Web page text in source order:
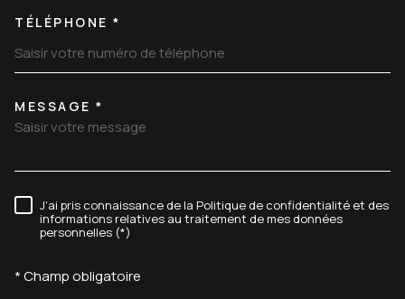
TÉLÉPHONE *
TRAD_MELTEM_VOREDEMANDE
MESSAGE *
RÈGLEMENTATION
J'ai pris connaissance de la Politique de confidentialité et des
informations relatives au traitement de mes données
personnelles (*)
* Champ obligatoire